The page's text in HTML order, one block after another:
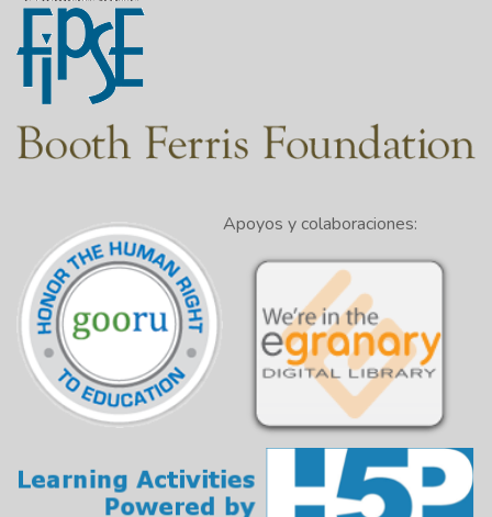
Apoyos y colaboraciones: